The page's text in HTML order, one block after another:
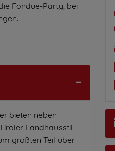
Fondue-Party, bei
bieten neben
Landhausstil
größten Teil über